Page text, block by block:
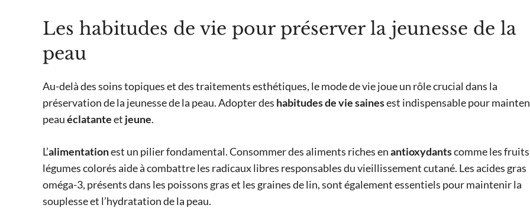
Les habitudes de vie pour préserver la jeunesse de la
peau
Au-delà des soins topiques et des traitements esthétiques, le mode de vie joue un rôle crucial dans la
préservation de la jeunesse de la peau. Adopter des habitudes de vie sainesest indispensable pour
peauéclatanteet jeune.
L’alimentationest un pilier fondamental. Consommer des aliments riches enantioxydantscomme les
légumes colorés aide à combattre les radicaux libres responsables du vieillissement cutané. Les acides gras
oméga-3, présents dans les poissons gras et les graines de lin, sont également essentiels pour maintenir la
souplesse et l’hydratation de la peau.